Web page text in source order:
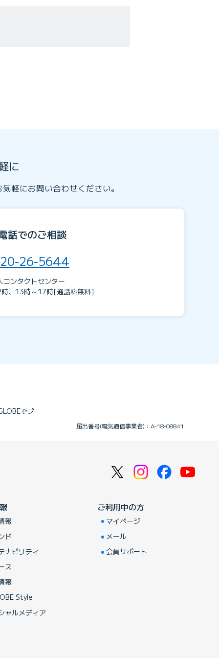
に
軽にお問い合わせください。
話でのご相談
26-5644
コンタクトセンター
、13時～17時[通話料無料]
でプ
届出番号(電気通信事業者)：A-18-08841
報
ド
ナビリティ
ス
報
Style
ャルメディア
ご利用中の方
マイページ
メール
会員サポート